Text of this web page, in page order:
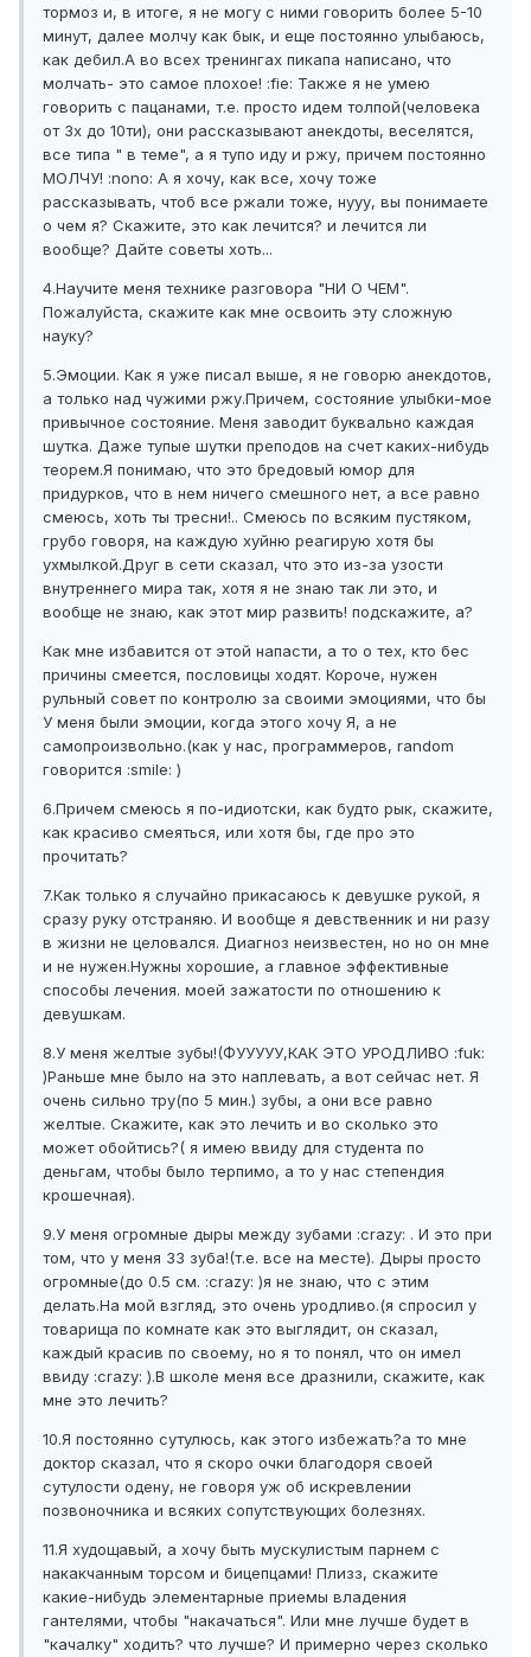
тормоз и, в итоге, я не могу с ними говорить более 5-10
минут, далее молчу как бык, и еще постоянно улыбаюсь,
как дебил.А во всех тренингах пикапа написано, что
молчать- это самое плохое! :fie: Также я не умею
говорить с пацанами, т.е. просто идем толпой(человека
от 3х до 10ти), они рассказывают анекдоты, веселятся,
все типа " в теме", а я тупо иду и ржу, причем постоянно
МОЛЧУ! :nono: А я хочу, как все, хочу тоже
рассказывать, чтоб все ржали тоже, нууу, вы понимаете
о чем я? Скажите, это как лечится? и лечится ли
вообще? Дайте советы хоть...
4.Научите меня технике разговора "НИ О ЧЕМ".
Пожалуйста, скажите как мне освоить эту сложную
науку?
5.Эмоции. Как я уже писал выше, я не говорю анекдотов,
а только над чужими ржу.Причем, состояние улыбки-мое
привычное состояние. Меня заводит буквально каждая
шутка. Даже тупые шутки преподов на счет каких-нибудь
теорем.Я понимаю, что это бредовый юмор для
придурков, что в нем ничего смешного нет, а все равно
смеюсь, хоть ты тресни!.. Смеюсь по всяким пустяком,
грубо говоря, на каждую хуйню реагирую хотя бы
ухмылкой.Друг в сети сказал, что это из-за узости
внутреннего мира так, хотя я не знаю так ли это, и
вообще не знаю, как этот мир развить! подскажите, а?
Как мне избавится от этой напасти, а то о тех, кто бес
причины смеется, пословицы ходят. Короче, нужен
рульный совет по контролю за своими эмоциями, что бы
У меня были эмоции, когда этого хочу Я, а не
самопроизвольно.(как у нас, программеров, random
говорится :smile: )
6.Причем смеюсь я по-идиотски, как будто рык, скажите,
как красиво смеяться, или хотя бы, где про это
прочитать?
7.Как только я случайно прикасаюсь к девушке рукой, я
сразу руку отстраняю. И вообще я девственник и ни разу
в жизни не целовался. Диагноз неизвестен, но но он мне
и не нужен.Нужны хорошие, а главное эффективные
способы лечения. моей зажатости по отношению к
девушкам.
8.У меня желтые зубы!(ФУУУУУ,КАК ЭТО УРОДЛИВО :fuk:
)Раньше мне было на это наплевать, а вот сейчас нет. Я
очень сильно тру(по 5 мин.) зубы, а они все равно
желтые. Скажите, как это лечить и во сколько это
может обойтись?( я имею ввиду для студента по
деньгам, чтобы было терпимо, а то у нас степендия
крошечная).
9.У меня огромные дыры между зубами :crazy: . И это при
том, что у меня 33 зуба!(т.е. все на месте). Дыры просто
огромные(до 0.5 см. :crazy: )я не знаю, что с этим
делать.На мой взгляд, это очень уродливо.(я спросил у
товарища по комнате как это выглядит, он сказал,
каждый красив по своему, но я то понял, что он имел
ввиду :crazy: ).В школе меня все дразнили, скажите, как
мне это лечить?
10.Я постоянно сутулюсь, как этого избежать?а то мне
доктор сказал, что я скоро очки благодоря своей
сутулости одену, не говоря уж об искревлении
позвоночника и всяких сопутствующих болезнях.
11.Я худощавый, а хочу быть мускулистым парнем с
накакчанным торсом и бицепцами! Плизз, скажите
какие-нибудь элементарные приемы владения
гантелями, чтобы "накачаться". Или мне лучше будет в
"качалку" ходить? что лучше? И примерно через сколько